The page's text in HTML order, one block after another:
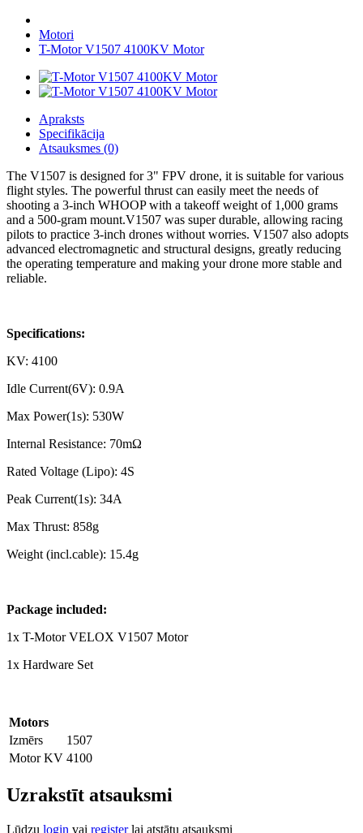
Motori
T-Motor V1507 4100KV Motor
Apraksts
Specifikācija
Atsauksmes (0)
The V1507 is designed for 3" FPV drone, it is suitable for various
flight styles. The powerful thrust can easily meet the needs of
shooting a 3-inch WHOOP with a takeoff weight of 1,000 grams
and a 500-gram mount.V1507 was super durable, allowing racing
pilots to practice 3-inch drones without worries. V1507 also adopts
advanced electromagnetic and structural designs, greatly reducing
the operating temperature and making your drone more stable and
reliable.
Specifications:
KV: 4100
Idle Current(6V): 0.9A
Max Power(1s): 530W
Internal Resistance: 70mΩ
Rated Voltage (Lipo): 4S
Peak Current(1s): 34A
Max Thrust: 858g
Weight (incl.cable): 15.4g
Package included:
1x T-Motor VELOX V1507 Motor
1x Hardware Set
Motors
Izmērs
1507
Motor KV 4100
Uzrakstīt atsauksmi
Lūdzu login vai registerlai atstātu atsauksmi